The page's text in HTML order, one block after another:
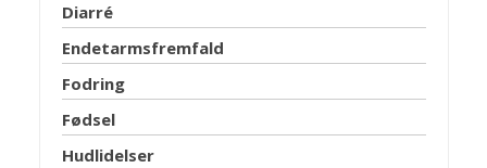
Diarré
Endetarmsfremfald
Fodring
Fødsel
Hudlidelser